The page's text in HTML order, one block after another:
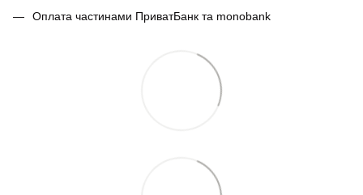
Оплата частинами ПриватБанк та monobank